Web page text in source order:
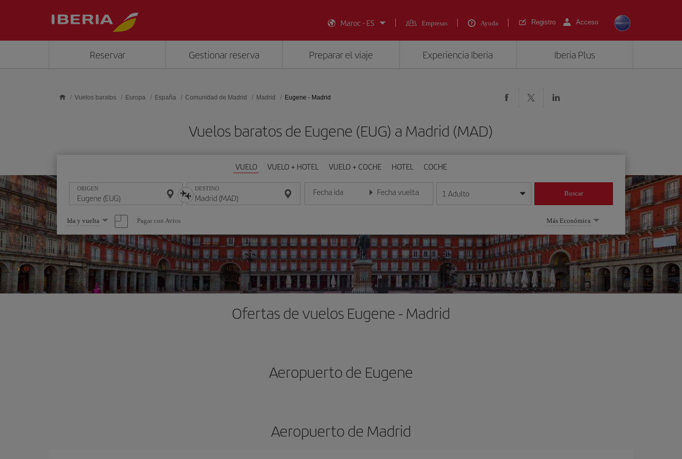
Maroc - ES
Empresas Ayuda Registro Acceso
Reservar Gestionar reserva Preparar el viaje Experiencia Iberia Iberia Plus
Vuelos baratos Europa España Comunidad de Madrid Madrid Eugene - Madrid
Vuelos baratos de Eugene (EUG) a Madrid (MAD)
VUELO VUELO + HOTEL VUELO + COCHE HOTEL COCHE
ORIGEN DESTINO Fecha ida
Introduce la fecha en formato día/mes/año
Fecha vuelta
Introduce la fecha en formato día/mes/año
1 Adulto Buscar
Seleccione
una
opción
Ida y vuelta Pagar con Avios Más Económica
Ofertas de vuelos Eugene - Madrid
Aeropuerto de Eugene
Aeropuerto de Madrid